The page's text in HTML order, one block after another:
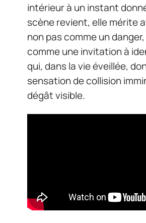
intérieur à un instant
scène revient, elle mérite
non pas comme un
comme une invitation à
qui, dans la vie éveillée,
sensation de collision
dégât visible.